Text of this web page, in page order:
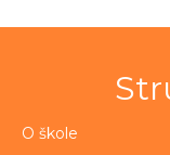
O škole